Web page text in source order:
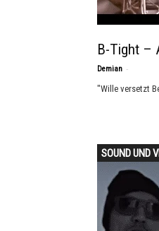
B-Tight –
Demian -
"Wille versetzt
SOUND UND